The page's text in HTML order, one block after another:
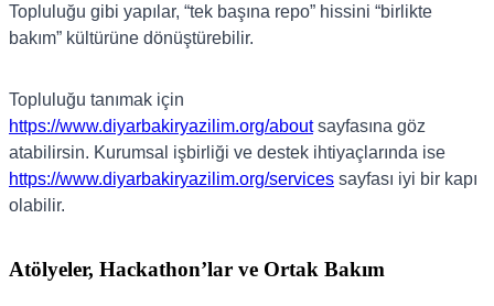
Topluluğu gibi yapılar, “tek başına repo” hissini “birlikte
bakım” kültürüne dönüştürebilir.
Topluluğu tanımak için
https://www.diyarbakiryazilim.org/aboutsayfasına göz
atabilirsin. Kurumsal işbirliği ve destek ihtiyaçlarında ise
https://www.diyarbakiryazilim.org/services sayfası iyi bir kapı
olabilir.
Atölyeler, Hackathon’lar ve Ortak Bakım